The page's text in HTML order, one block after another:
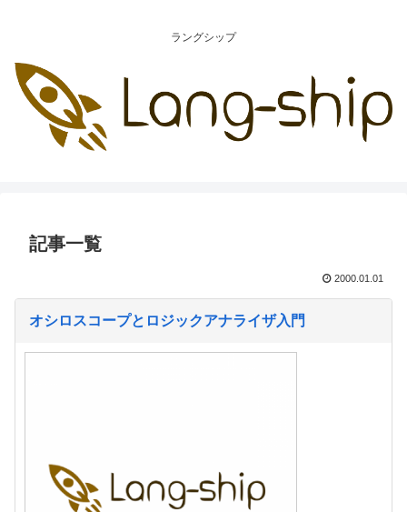
ラングシップ
記事一覧
2000.01.01
オシロスコープとロジックアナライザ入門